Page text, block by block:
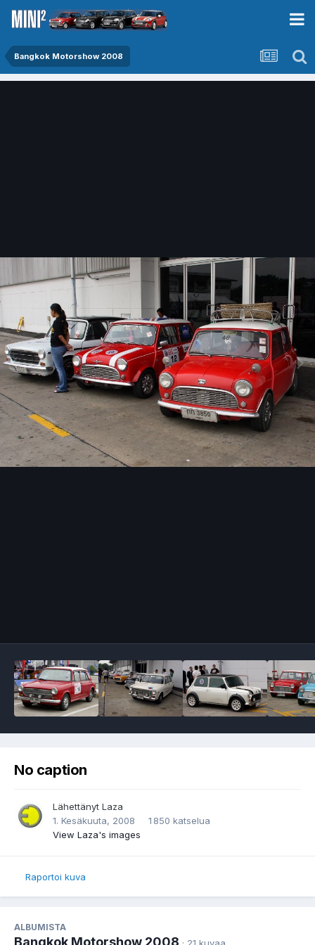
Bangkok Motorshow 2008
No caption
Lähettänyt Laza
1. Kesäkuuta, 2008
1 850 katselua
View Laza's images
Raportoi kuva
ALBUMISTA
Bangkok Motorshow 2008